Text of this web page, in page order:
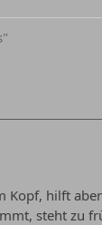
Kopf, hilft
steht zu